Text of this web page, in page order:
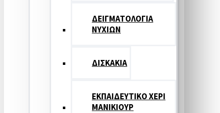
ΔΕΙΓΜΑΤΟΛΟΓΙΑ
ΝΥΧΙΩΝ
ΔΙΣΚΑΚΙΑ
ΕΚΠΑΙΔΕΥΤΙΚΟ ΧΕΡΙ
ΜΑΝΙΚΙΟΥΡ